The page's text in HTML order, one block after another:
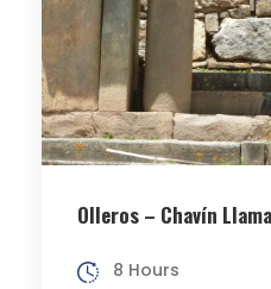
Olleros – Chavín
8 Hours